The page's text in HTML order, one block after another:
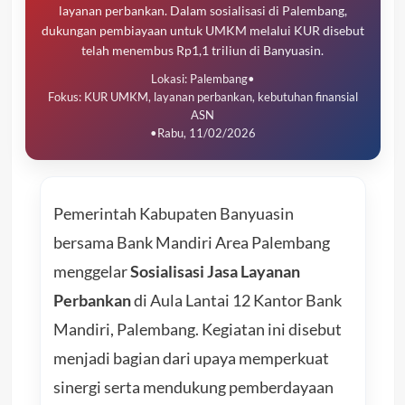
layanan perbankan. Dalam sosialisasi di Palembang,
dukungan pembiayaan untuk UMKM melalui KUR disebut
telah menembus Rp1,1 triliun di Banyuasin.
Lokasi: Palembang•
Fokus: KUR UMKM, layanan perbankan, kebutuhan finansial
ASN
•Rabu, 11/02/2026
Pemerintah Kabupaten Banyuasin
bersama Bank Mandiri Area Palembang
menggelarSosialisasi Jasa Layanan
Perbankandi Aula Lantai 12 Kantor Bank
Mandiri, Palembang. Kegiatan ini disebut
menjadi bagian dari upaya memperkuat
sinergi serta mendukung pemberdayaan